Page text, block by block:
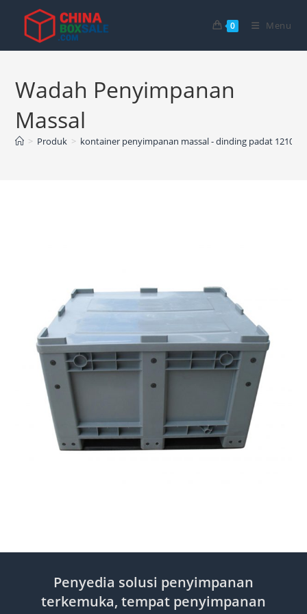
Langsung
konten
0 Menu
Wadah Penyimpanan
Massal
> Produk > kontainer penyimpanan massal - dinding padat 1210 -
Penyedia solusi penyimpanan
terkemuka, tempat penyimpanan